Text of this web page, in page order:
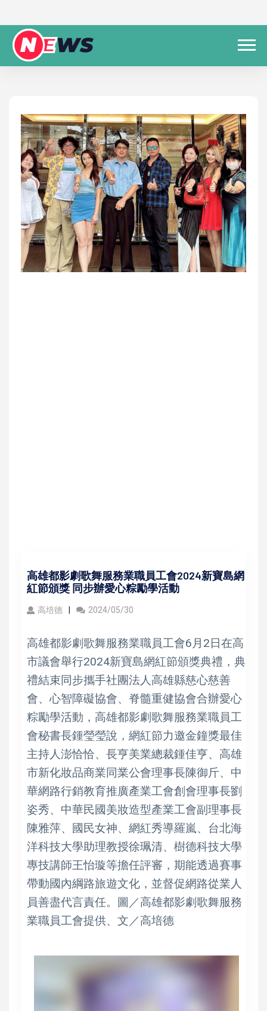
高雄都影劇歌舞服務業職員工會2024新寶島網
紅節頒獎 同步辦愛心粽勵學活動
高培德 2024/05/30
高雄都影劇歌舞服務業職員工會6月2日在高
市議會舉行2024新寶島網紅節頒獎典禮，典
禮結束同步攜手社團法人高雄縣慈心慈善
會、心智障礙協會、脊髓重健協會合辦愛心
粽勵學活動，高雄都影劇歌舞服務業職員工
會秘書長鍾瑩瑩說，網紅節力邀金鐘獎最佳
主持人澎恰恰、長亨美業總裁鍾佳亨、高雄
市新化妝品商業同業公會理事長陳御斤、中
華網路行銷教育推廣產業工會創會理事長劉
姿秀、中華民國美妝造型產業工會副理事長
陳雅萍、國民女神、網紅秀導羅嵐、台北海
洋科技大學助理教授徐珮清、樹德科技大學
專技講師王怡璇等擔任評審，期能透過賽事
帶動國內綱路旅遊文化，並督促網路從業人
員善盡代言責任。圖／高雄都影劇歌舞服務
業職員工會提供、文／高培德